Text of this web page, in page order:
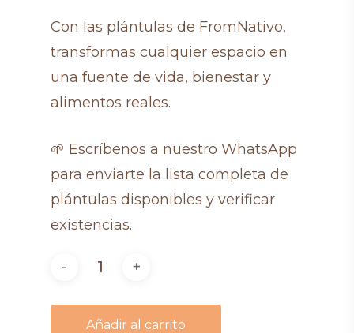
Con las plántulas de FromNativo,
transformas cualquier espacio en
una fuente de vida, bienestar y
alimentos reales.
🌱 Escríbenos a nuestro WhatsApp
para enviarte la lista completa de
plántulas disponibles y verificar
existencias.
Añadir al carrito